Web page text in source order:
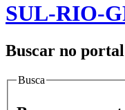
SUL-RIO-
Buscar no portal
Busca